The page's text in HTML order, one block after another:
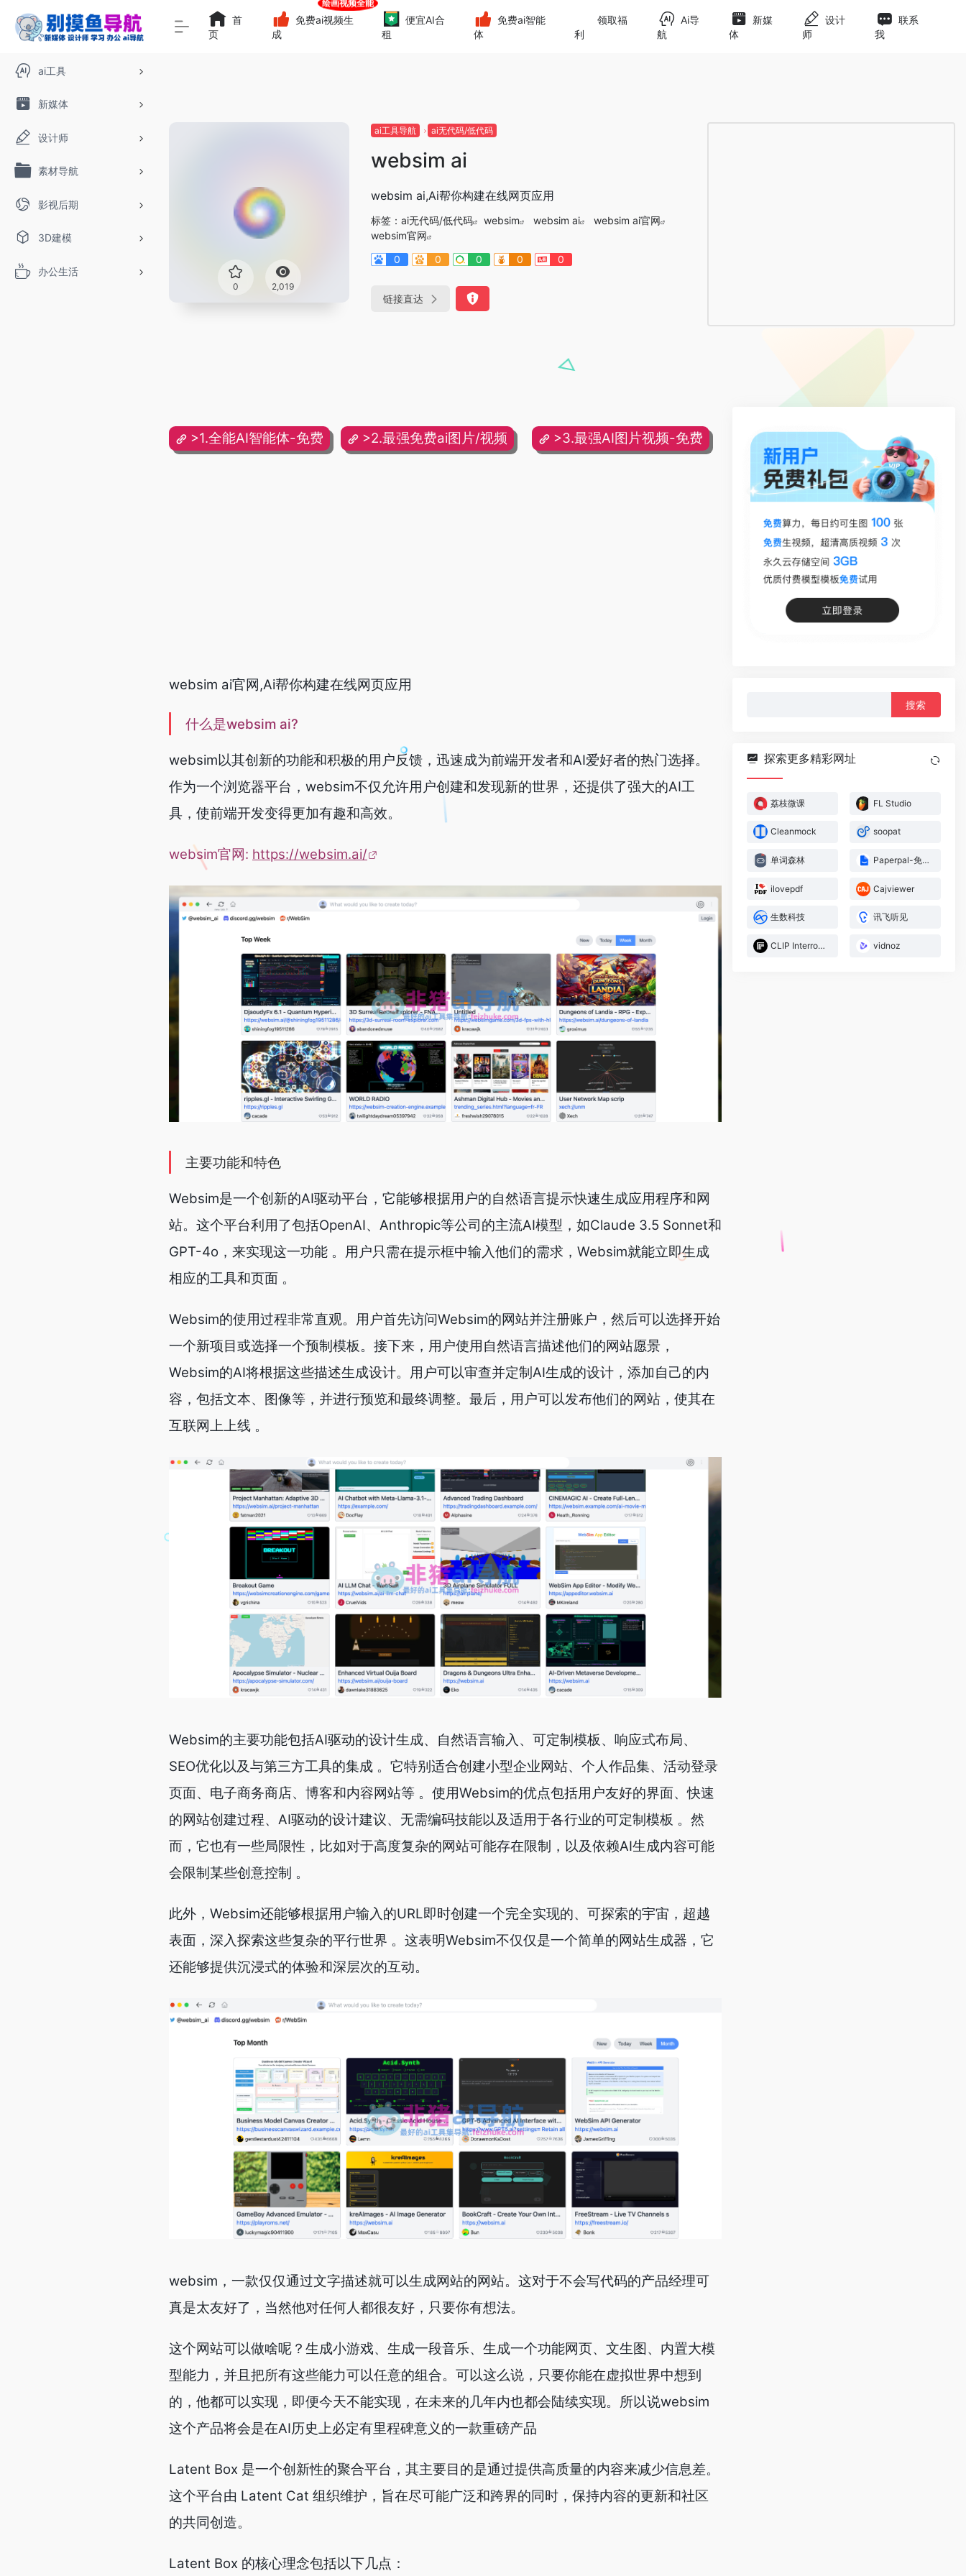
ai工具
新媒体
设计师
素材导航
影视后期
3D建模
办公生活
首
页
免费ai视频生
成
便宜AI合
租
免费ai智能
体
领取福
利
Ai导
航
新媒
体
设计
师
联系
我
0 2,019
ai工具导航 ai无代码/低代码
websim ai
websim ai,Ai帮你构建在线网页应用
标签： ai无代码/低代码 websim websim ai
websim ai官网
websim官网
0
0 0 0 0
链接直达
>1.全能AI智能体-免费 >2.最强免费ai图片/视频 >3.最强AI图片视频-免费
websim ai官网,Ai帮你构建在线网页应用
什么是websim ai?
websim以其创新的功能和积极的用户反馈，迅速成为前端开发者和AI爱好者的热门选择。
作为一个浏览器平台，websim不仅允许用户创建和发现新的世界，还提供了强大的AI工
具，使前端开发变得更加有趣和高效。
websim官网: https://websim.ai/
主要功能和特色
Websim是一个创新的AI驱动平台，它能够根据用户的自然语言提示快速生成应用程序和网
站。这个平台利用了包括OpenAI、Anthropic等公司的主流AI模型，如Claude 3.5 Sonnet和
GPT-4o，来实现这一功能 。用户只需在提示框中输入他们的需求，Websim就能立即生成
相应的工具和页面 。
Websim的使用过程非常直观。用户首先访问Websim的网站并注册账户，然后可以选择开始
一个新项目或选择一个预制模板。接下来，用户使用自然语言描述他们的网站愿景，
Websim的AI将根据这些描述生成设计。用户可以审查并定制AI生成的设计，添加自己的内
容，包括文本、图像等，并进行预览和最终调整。最后，用户可以发布他们的网站，使其在
互联网上上线 。
Websim的主要功能包括AI驱动的设计生成、自然语言输入、可定制模板、响应式布局、
SEO优化以及与第三方工具的集成 。它特别适合创建小型企业网站、个人作品集、活动登录
页面、电子商务商店、博客和内容网站等 。使用Websim的优点包括用户友好的界面、快速
的网站创建过程、AI驱动的设计建议、无需编码技能以及适用于各行业的可定制模板 。然
而，它也有一些局限性，比如对于高度复杂的网站可能存在限制，以及依赖AI生成内容可能
会限制某些创意控制 。
此外，Websim还能够根据用户输入的URL即时创建一个完全实现的、可探索的宇宙，超越
表面，深入探索这些复杂的平行世界 。这表明Websim不仅仅是一个简单的网站生成器，它
还能够提供沉浸式的体验和深层次的互动。
websim，一款仅仅通过文字描述就可以生成网站的网站。这对于不会写代码的产品经理可
真是太友好了，当然他对任何人都很友好，只要你有想法。
这个网站可以做啥呢？生成小游戏、生成一段音乐、生成一个功能网页、文生图、内置大模
型能力，并且把所有这些能力可以任意的组合。可以这么说，只要你能在虚拟世界中想到
的，他都可以实现，即便今天不能实现，在未来的几年内也都会陆续实现。所以说websim
这个产品将会是在AI历史上必定有里程碑意义的一款重磅产品
Latent Box 是一个创新性的聚合平台，其主要目的是通过提供高质量的内容来减少信息差。
这个平台由 Latent Cat 组织维护，旨在尽可能广泛和跨界的同时，保持内容的更新和社区
的共同创造。
Latent Box 的核心理念包括以下几点：
探索更多精彩网址
荔枝微课 FL Studio
Cleanmock soopat
单词森林 Paperpal-免费AI学术写作
ilovepdf Cajviewer
生数科技 讯飞听见
CLIP Interrogator vidnoz